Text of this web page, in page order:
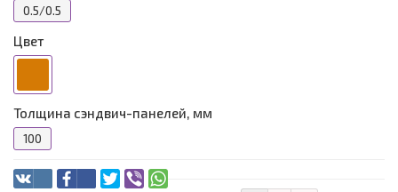
0.5/0.5
Цвет
Толщина сэндвич-панелей, мм
100